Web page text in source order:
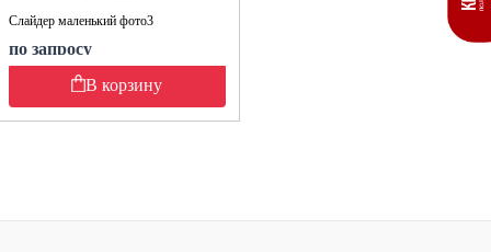
Слайдер маленький фото3
по запросу
В корзину